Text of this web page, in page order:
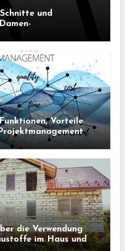
und
Vorteile
die Verwendung
im Haus und